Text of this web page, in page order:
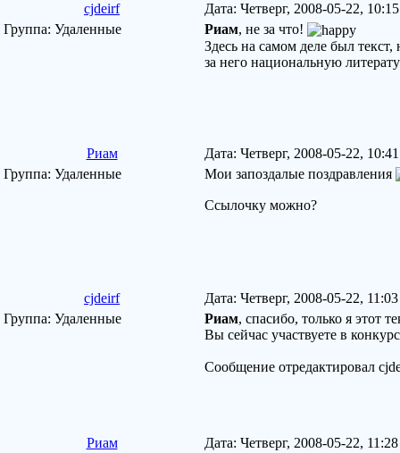
cjdeirf
Дата: Четверг, 2008-05-22,
Группа: Удаленные
Риам, не за что!
Здесь на самом деле был
за него национальную
Риам
Дата: Четверг, 2008-05-22,
Группа: Удаленные
Мои запоздалые поздравления
Ссылочку можно?
cjdeirf
Дата: Четверг, 2008-05-22,
Группа: Удаленные
Риам, спасибо, только я этот
Вы сейчас участвуете в
Сообщение отредактировал
Риам
Дата: Четверг, 2008-05-22,